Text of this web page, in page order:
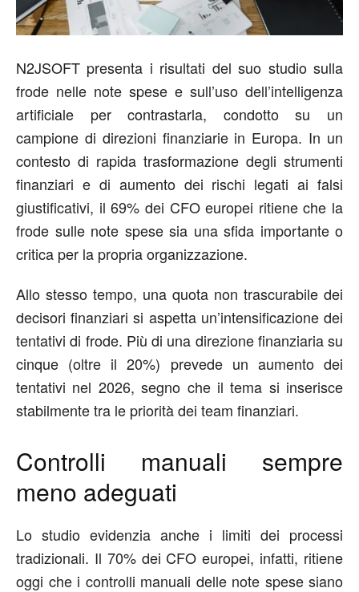
N2JSOFT presenta i risultati del suo studio sulla
frode nelle note spese e sull’uso dell’intelligenza
artificiale per contrastarla, condotto su un
campione di direzioni finanziarie in Europa. In un
contesto di rapida trasformazione degli strumenti
finanziari e di aumento dei rischi legati ai falsi
giustificativi, il 69% dei CFO europei ritiene che la
frode sulle note spese sia una sfida importante o
critica per la propria organizzazione.
Allo stesso tempo, una quota non trascurabile dei
decisori finanziari si aspetta un’intensificazione dei
tentativi di frode. Più di una direzione finanziaria su
cinque (oltre il 20%) prevede un aumento dei
tentativi nel 2026, segno che il tema si inserisce
stabilmente tra le priorità dei team finanziari.
Controlli manuali sempre
meno adeguati
Lo studio evidenzia anche i limiti dei processi
tradizionali. Il 70% dei CFO europei, infatti, ritiene
oggi che i controlli manuali delle note spese siano